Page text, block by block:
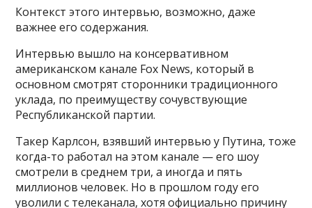
Контекст этого интервью, возможно, даже
важнее его содержания.
Интервью вышло на консервативном
американском канале Fox News, который в
основном смотрят сторонники традиционного
уклада, по преимуществу сочувствующие
Республиканской партии.
Такер Карлсон, взявший интервью у Путина, тоже
когда-то работал на этом канале — его шоу
смотрели в среднем три, а иногда и пять
миллионов человек. Но в прошлом году его
уволили с телеканала, хотя официально причину